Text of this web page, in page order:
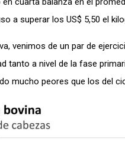
a superar los US$ 5,50 el
venimos de un par de
tanto a nivel de la fase
mucho peores que los del